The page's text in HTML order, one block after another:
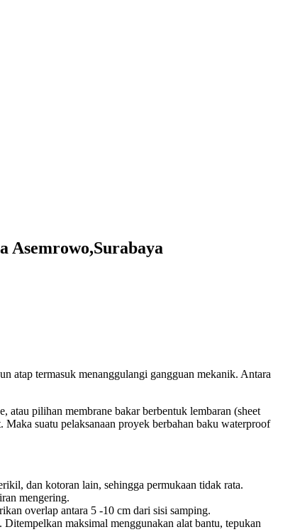
Asemrowo,Surabaya
atap termasuk menanggulangi gangguan mekanik. Antara
atau pilihan membrane bakar berbentuk lembaran (sheet
suatu pelaksanaan proyek berbahan baku waterproof
dan kotoran lain, sehingga permukaan tidak rata.
mengering.
overlap antara 5 -10 cm dari sisi samping.
maksimal menggunakan alat bantu, tepukan